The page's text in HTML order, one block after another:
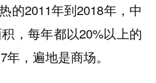
的2011年到2018年，中
，每年都以20%以上的
，遍地是商场。